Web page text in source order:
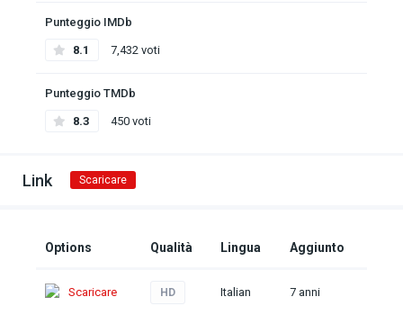
Punteggio IMDb
8.1 7,432 voti
Punteggio TMDb
8.3 450 voti
Link Scaricare
Options Qualità Lingua Aggiunto
Scaricare HD Italian 7 anni